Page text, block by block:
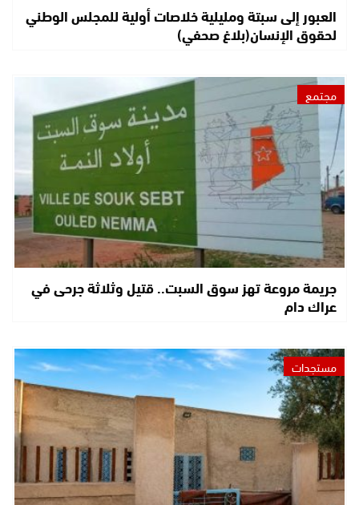
العبور إلى سبتة ومليلية خلاصات أولية للمجلس الوطني
لحقوق الإنسان(بلاغ صحفي)
مجتمع
جريمة مروعة تهز سوق السبت.. قتيل وثلاثة جرحى في
عراك دام
مستجدات